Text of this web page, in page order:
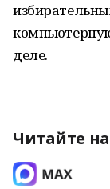
деле.
Читайте